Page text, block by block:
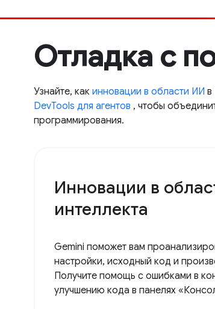
Отладка с
Узнайте, как инновации в области ИИ в
DevTools для агентов , чтобы
программирования.
Инновации в
интеллекта
Gemini поможет вам
настройки, исходный код и
Получите помощь с ошибками в
улучшению кода в панелях